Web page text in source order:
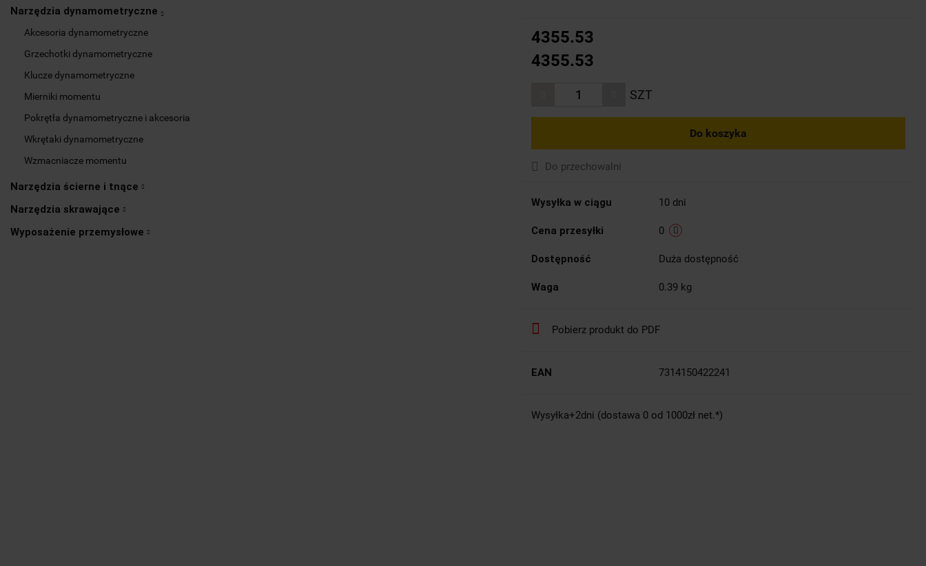
Narzędzia dynamometryczne
Akcesoria dynamometryczne
Grzechotki dynamometryczne
Klucze dynamometryczne
Mierniki momentu
Pokrętła dynamometryczne i akcesoria
Wkrętaki dynamometryczne
Wzmacniacze momentu
Narzędzia ścierne i tnące
Narzędzia skrawające
Wyposażenie przemysłowe
4355.53
4355.53
SZT
Do koszyka
Do przechowalni
Wysyłka w ciągu 10 dni
Cena przesyłki 0
Dostępność Duża dostępność
Waga 0.39 kg
Pobierz produkt do PDF
EAN 7314150422241
Wysyłka+2dni (dostawa 0 od 1000zł net.*)